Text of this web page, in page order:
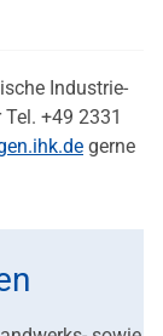
Industrie-
+49 2331
gerne